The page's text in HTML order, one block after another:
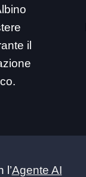
il
l’Agente AI